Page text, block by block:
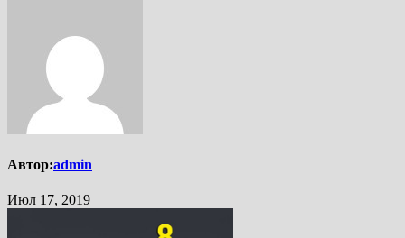
Автор:admin
Июл 17, 2019